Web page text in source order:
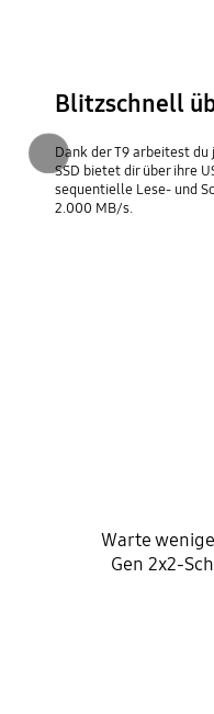
Blitzschnell
Dank der T9 arbeitest
SSD bietet dir über ihre
sequentielle Lese- und
2.000 MB/s.
Warte
Gen 2x2-